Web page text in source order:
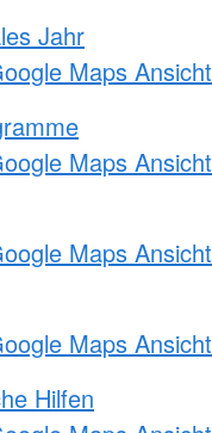
Jahr
Maps Ansicht
Maps Ansicht
Maps Ansicht
Maps Ansicht
Hilfen